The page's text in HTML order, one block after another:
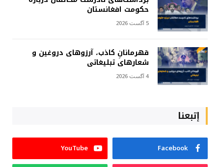
حکومت افغانستان
5 آگست 2026
قهرمانانِ کاذب، آرزوهای دروغین و
شعارهای تبلیغاتی
4 آگست 2026
إتبعنا
Facebook
YouTube